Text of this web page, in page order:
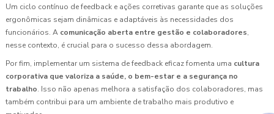
Um ciclo contínuo de feedback e ações corretivas garante que as soluções
ergonômicas sejam dinâmicas e adaptáveis às necessidades dos
funcionários. A comunicação aberta entre gestão e colaboradores,
nesse contexto, é crucial para o sucesso dessa abordagem.
Por fim, implementar um sistema de feedback eficaz fomenta uma cultura
corporativa que valoriza a saúde, o bem-estar e a segurança no
trabalho. Isso não apenas melhora a satisfação dos colaboradores, mas
também contribui para um ambiente de trabalho mais produtivo e